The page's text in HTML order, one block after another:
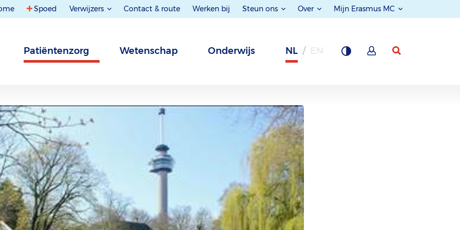
Spoed Verwijzers Contact & route Werken bij Steun ons Over Mijn Erasmus MC
Patiëntenzorg Wetenschap Onderwijs NL